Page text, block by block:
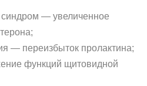
— увеличенное
— переизбыток пролактина;
функций щитовидной